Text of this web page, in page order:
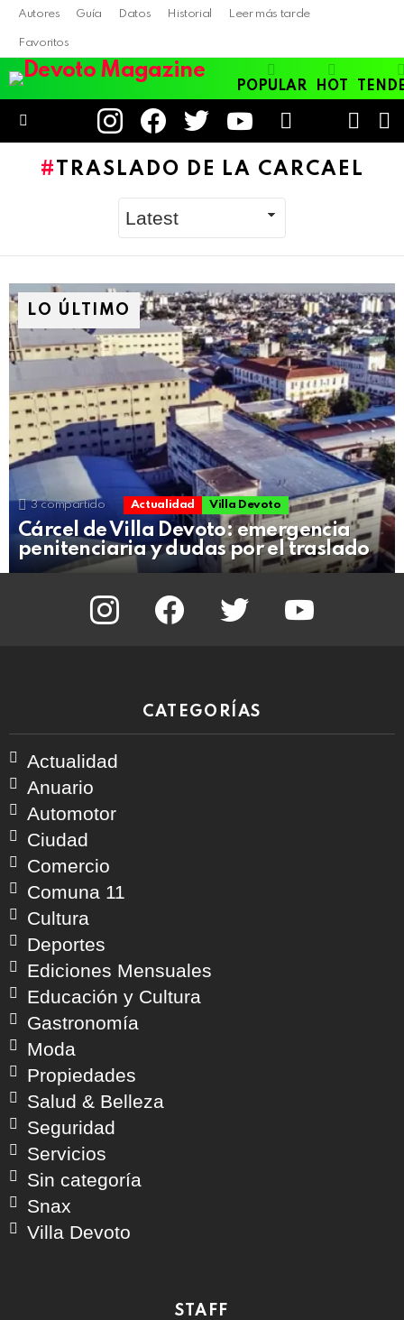
Autores Guía Datos Historial Leer más tarde
Favoritos
POPULAR HOT
instagramfacebooktwitter youtube
SKIN
TRASLADO DE LA CARCAEL
LO ÚLTIMO
3 compartido Actualidad Villa Devoto
Cárcel de Villa Devoto: emergencia
penitenciaria y dudas por el traslado
instagram facebook twitter
CATEGORÍAS
Actualidad
Anuario
Automotor
Ciudad
Comercio
Comuna 11
Cultura
Deportes
Ediciones Mensuales
Educación y Cultura
Gastronomía
Moda
Propiedades
Salud & Belleza
Seguridad
Servicios
Sin categoría
Snax
Villa Devoto
STAFF